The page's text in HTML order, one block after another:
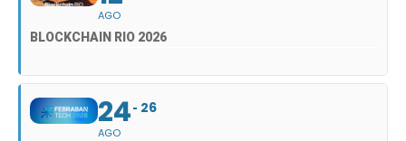
AGO
BLOCKCHAIN RIO 2026
24
AGO
26